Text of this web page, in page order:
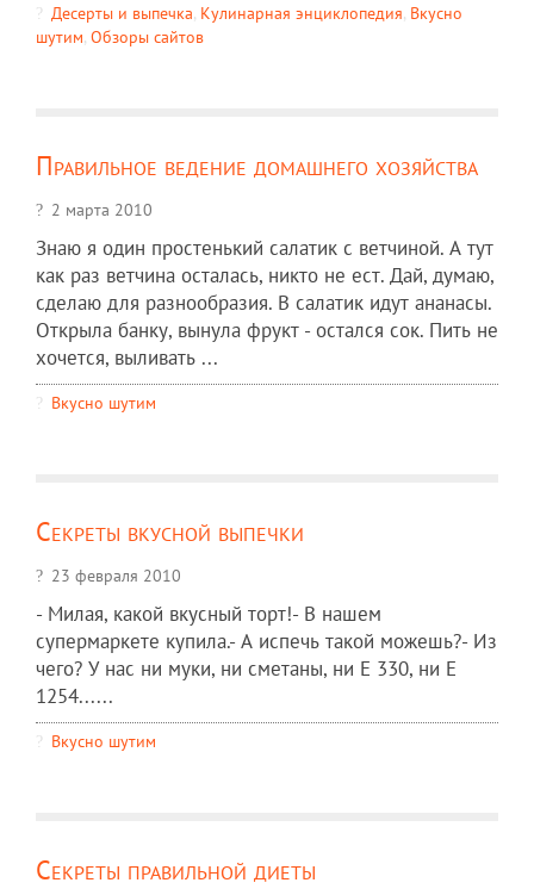
Десерты и выпечка, Кулинарная энциклопедия, Вкусно
шутим, Обзоры сайтов
Правильное ведение домашнего хозяйства
2 марта 2010
Знаю я один простенький салатик с ветчиной. А тут
как раз ветчина осталась, никто не ест. Дай, думаю,
сделаю для разнообразия. В салатик идут ананасы.
Открыла банку, вынула фрукт - остался сок. Пить не
хочется, выливать ...
Вкусно шутим
Секреты вкусной выпечки
23 февраля 2010
- Милая, какой вкусный торт!- В нашем
супермаркете купила.- А испечь такой можешь?- Из
чего? У нас ни муки, ни сметаны, ни E 330, ни E
1254......
Вкусно шутим
Секреты правильной диеты